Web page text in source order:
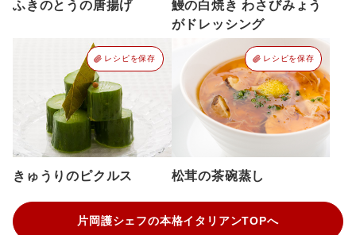
ふきのとうの唐揚げ
鰻の白焼き わさびみょう
がドレッシング
レシピを保存
きゅうりのピクルス
レシピを保存
松茸の茶碗蒸し
片岡護シェフの本格イタリアンTOPへ